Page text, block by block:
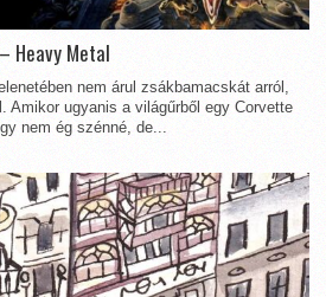
Heavy Metal
nem árul zsákbamacskát arról,
Amikor ugyanis a világűrből egy Corvette
nem ég szénné, de...